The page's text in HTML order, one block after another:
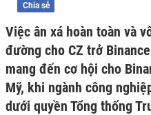
Chia sẻ
Việc ân xá hoàn toàn và
đường cho CZ trở
mang đến cơ hội cho
Mỹ, khi ngành công
dưới quyền Tổng thống